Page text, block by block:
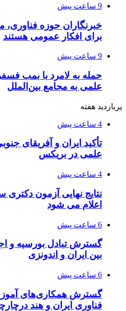
9 ساعت پیش
خبرنگاران حوزه فناوری،
برای افکار عمومی هستند
9 ساعت پیش
حمله به لامرد با بمب
علمی به مجامع بین‌الملل
پربازدید هفته
4 ساعت پیش
تأکید ایران و آفریقای
علمی در بریکس
4 ساعت پیش
اعلام می شود
6 ساعت پیش
گسترش تبادل بورسیه و
بین ایران و اندونزی
6 ساعت پیش
گسترش همکاری‌های
فناوری ایران و هند